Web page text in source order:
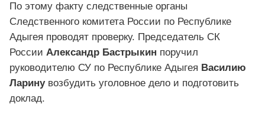
По этому факту следственные органы
Следственного комитета России по Республике
Адыгея проводят проверку. Председатель СК
России Александр Бастрыкин поручил
руководителю СУ по Республике Адыгея Василию
Ларинувозбудить уголовное дело и подготовить
доклад.